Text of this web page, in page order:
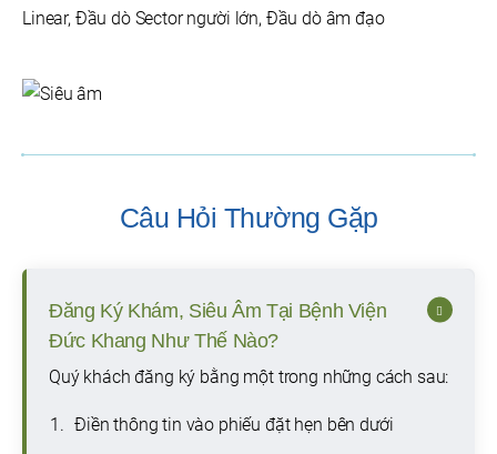
Linear, Đầu dò Sector người lớn, Đầu dò âm đạo
Câu Hỏi Thường Gặp
Đăng Ký Khám, Siêu Âm Tại Bệnh Viện
Đức Khang Như Thế Nào?
Quý khách đăng ký bằng một trong những cách sau:
Điền thông tin vào phiếu đặt hẹn bên dưới